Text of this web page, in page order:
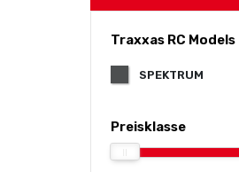
Traxxas RC Models
SPEKTRUM
Preisklasse